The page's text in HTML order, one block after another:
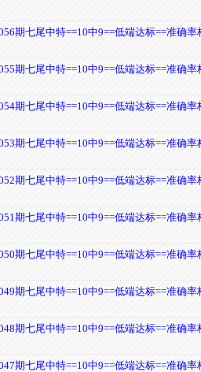
期七尾中特==10中9==低端达标==准确
期七尾中特==10中9==低端达标==准确
期七尾中特==10中9==低端达标==准确
期七尾中特==10中9==低端达标==准确
期七尾中特==10中9==低端达标==准确
期七尾中特==10中9==低端达标==准确
期七尾中特==10中9==低端达标==准确
期七尾中特==10中9==低端达标==准确
期七尾中特==10中9==低端达标==准确
期七尾中特==10中9==低端达标==准确